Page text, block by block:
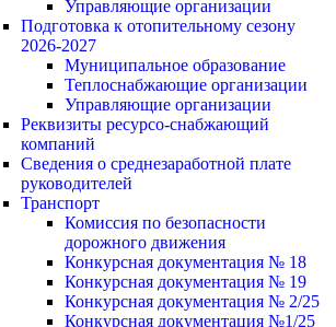
Управляющие организации
Подготовка к отопительному сезону
2026-2027
Муниципальное образование
Теплоснабжающие организации
Управляющие организации
Реквизиты ресурсо-снабжающий
компаний
Сведения о среднезаработной плате
руководителей
Транспорт
Комиссия по безопасности
дорожного движения
Конкурсная документация № 18
Конкурсная документация № 19
Конкурсная документация № 2/25
Конкурсная документация №1/25